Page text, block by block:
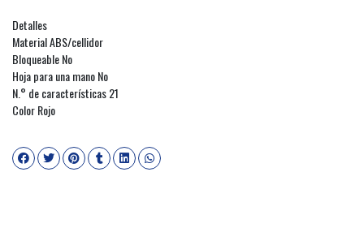
Detalles
Material ABS/cellidor
Bloqueable No
Hoja para una mano No
N.° de características 21
Color Rojo